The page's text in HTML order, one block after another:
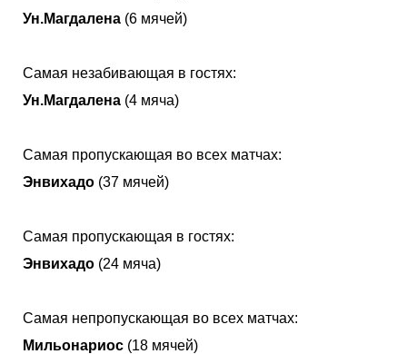
Ун.Магдалена (6 мячей)
Самая незабивающая в гостях:
Ун.Магдалена (4 мяча)
Самая пропускающая во всех матчах:
Энвихадо (37 мячей)
Самая пропускающая в гостях:
Энвихадо (24 мяча)
Самая непропускающая во всех матчах:
Мильонариос (18 мячей)